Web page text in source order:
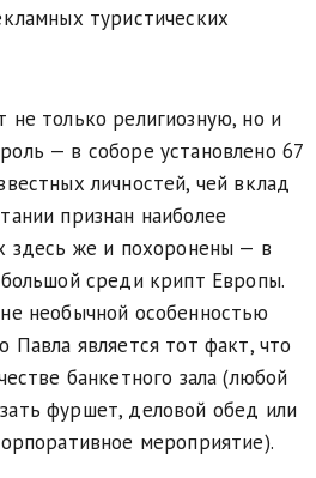
туристических
не только религиозную, но и
— в соборе установлено 67
личностей, чей вклад
признан наиболее
здесь же и похоронены — в
среди крипт Европы.
необычной особенностью
Павла является тот факт, что
банкетного зала (любой
фуршет, деловой обед или
мероприятие).